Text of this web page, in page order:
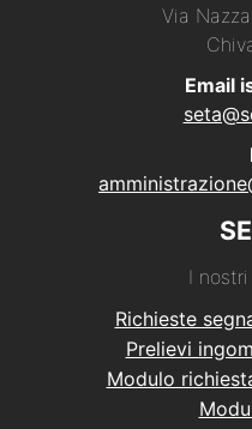
Via
Email
I
Richieste
Prelievi
Modulo